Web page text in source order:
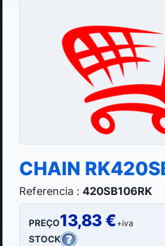
CHAIN
Referencia : 420SB106RK
PREÇO13,83 €+iva
STOCK